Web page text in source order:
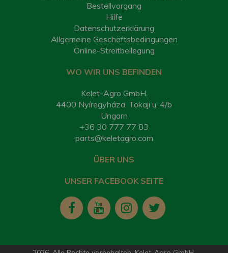
Bestellvorgang
Hilfe
Datenschutzerklärung
Allgemeine Geschäftsbedingungen
Online-Streitbeilegung
WO WIR UNS BEFINDEN
Kelet-Agro GmbH.
4400 Nyíregyháza, Tokaji u. 4/b
Ungarn
+36 30 777 77 83
parts@keletagro.com
ÜBER UNS
UNSER FACEBOOK SEITE